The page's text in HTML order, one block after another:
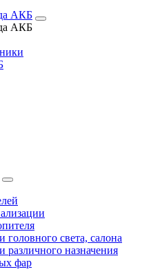
АКБ
АКБ
света, салона
назначения
фар